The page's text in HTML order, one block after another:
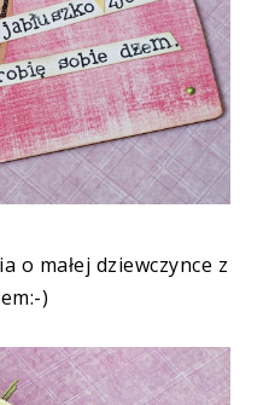
o małej dziewczynce z
)